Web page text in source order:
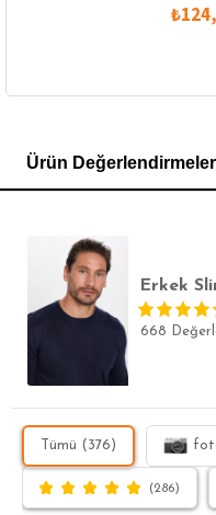
POLO YAKA T-
Ürün
668
Tümü (376)
(286)